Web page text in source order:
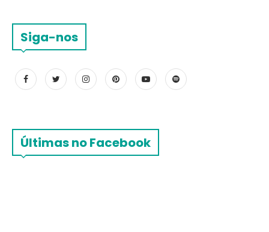
Siga-nos
Últimas no Facebook